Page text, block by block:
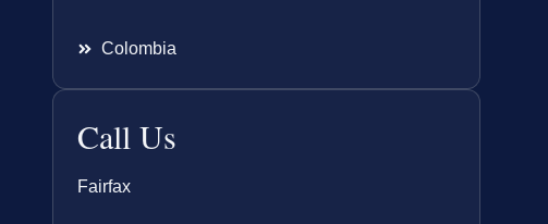
Colombia
Call Us
Fairfax